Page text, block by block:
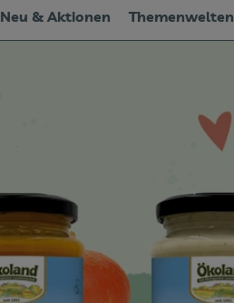
Neu & Aktionen Themenwelten